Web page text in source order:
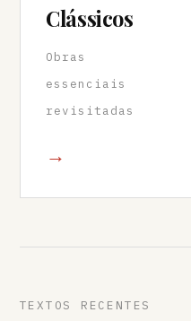
Clássicos
Obras
essenciais
revisitadas
→
TEXTOS RECENTES